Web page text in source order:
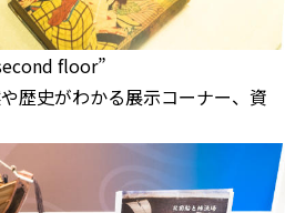
floor”
歴史がわかる展示コーナー、資